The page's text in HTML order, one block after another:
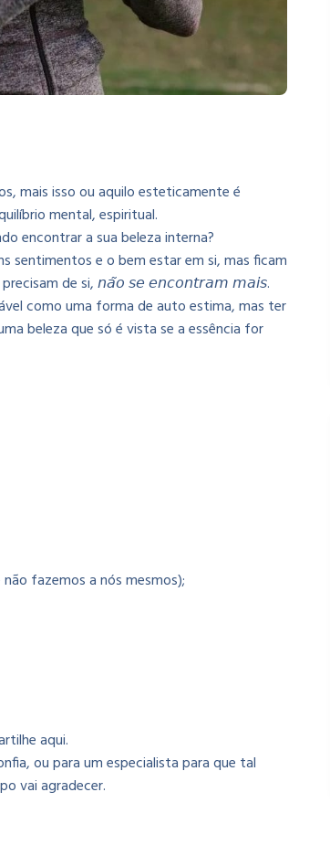
mais isso ou aquilo esteticamente é
mental, espiritual.
encontrar a sua beleza interna?
sentimentos e o bem estar em si, mas ficam
precisam de si, 𝘯𝘢̃𝘰 𝘴𝘦 𝘦𝘯𝘤𝘰𝘯𝘵𝘳𝘢𝘮 𝘮𝘢𝘪𝘴.
como uma forma de auto estima, mas ter
beleza que só é vista se a essência for
fazemos a nós mesmos);
aqui.
ou para um especialista para que tal
vai agradecer.